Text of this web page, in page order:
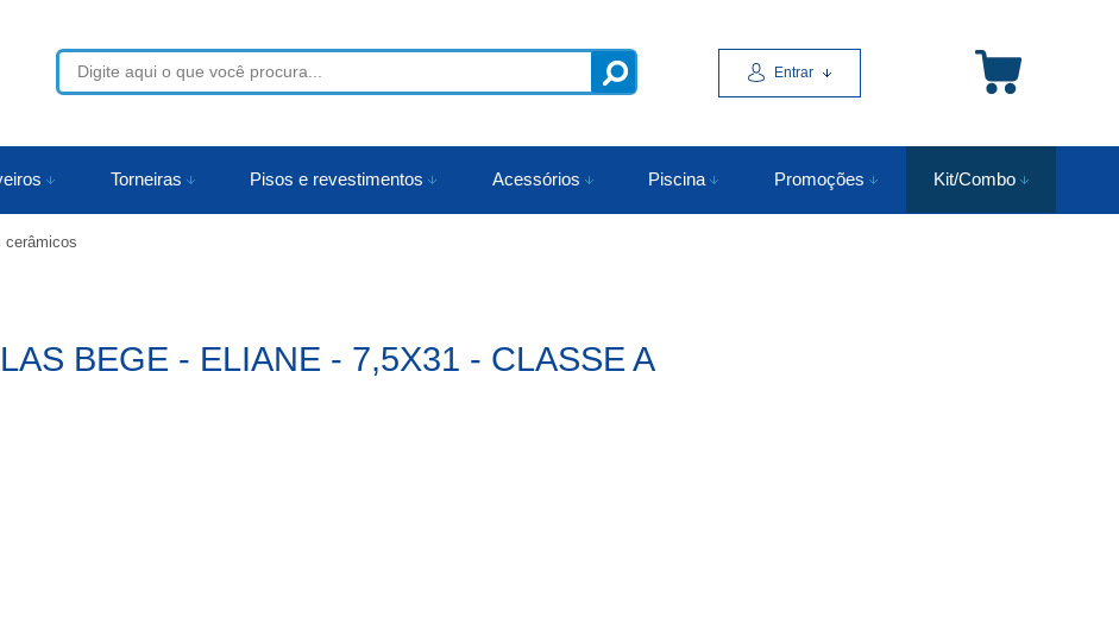
Entrar
Torneiras Pisos e revestimentos Acessórios Piscina Promoções Kit/Combo
cerâmicos
BEGE - ELIANE - 7,5X31 - CLASSE A